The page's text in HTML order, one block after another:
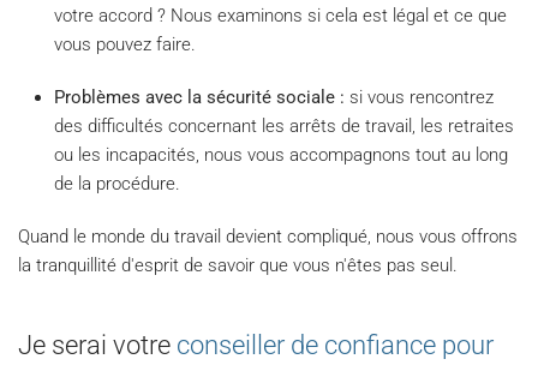
votre accord ? Nous examinons si cela est légal et ce que
vous pouvez faire.
Problèmes avec la sécurité sociale : si vous rencontrez
des difficultés concernant les arrêts de travail, les retraites
ou les incapacités, nous vous accompagnons tout au long
de la procédure.
Quand le monde du travail devient compliqué, nous vous offrons
la tranquillité d'esprit de savoir que vous n'êtes pas seul.
Je serai votre conseiller de confiance pour